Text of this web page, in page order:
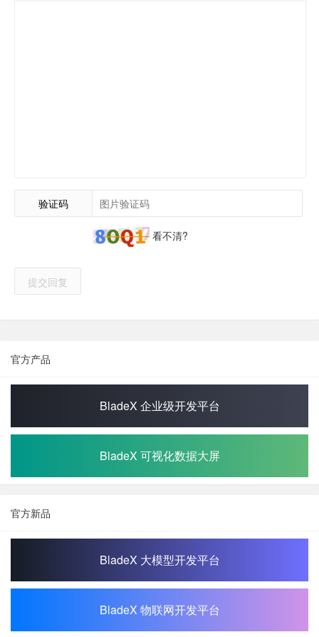
验证码
看不清?
提交回复
官方产品
BladeX 企业级开发平台
BladeX 可视化数据大屏
官方新品
BladeX 大模型开发平台
BladeX 物联网开发平台